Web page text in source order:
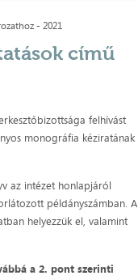
- 2021
című
felhívást
monográfia kéziratának
az intézet honlapjáról
példányszámban. A
helyezzük el, valamint
a 2. pont szerinti